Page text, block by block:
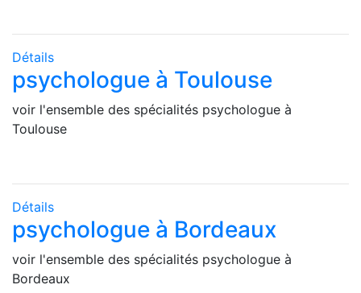
Détails
psychologue à Toulouse
voir l'ensemble des spécialités psychologue à
Toulouse
Détails
psychologue à Bordeaux
voir l'ensemble des spécialités psychologue à
Bordeaux